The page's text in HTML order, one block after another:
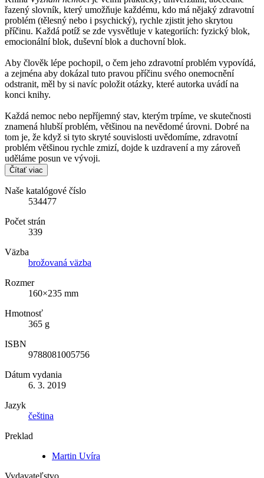
řazený slovník, který umožňuje každému, kdo má nějaký zdravotní
problém (tělesný nebo i psychický), rychle zjistit jeho skrytou
příčinu. Každá potíž se zde vysvětluje v kategoriích: fyzický blok,
emocionální blok, duševní blok a duchovní blok.
Aby člověk lépe pochopil, o čem jeho zdravotní problém vypovídá,
a zejména aby dokázal tuto pravou příčinu svého onemocnění
odstranit, měl by si navíc položit otázky, které autorka uvádí na
konci knihy.
Každá nemoc nebo nepříjemný stav, kterým trpíme, ve skutečnosti
znamená hlubší problém, většinou na nevědomé úrovni. Dobré na
tom je, že když si tyto skryté souvislosti uvědomíme, zdravotní
problém většinou rychle zmizí, dojde k uzdravení a my zároveň
uděláme posun ve vývoji.
Čítať viac
Naše katalógové číslo
534477
Počet strán
339
Väzba
brožovaná väzba
Rozmer
160×235 mm
Hmotnosť
365 g
ISBN
9788081005756
Dátum vydania
6. 3. 2019
Jazyk
čeština
Preklad
Martin Uvíra
Vydavateľstvo